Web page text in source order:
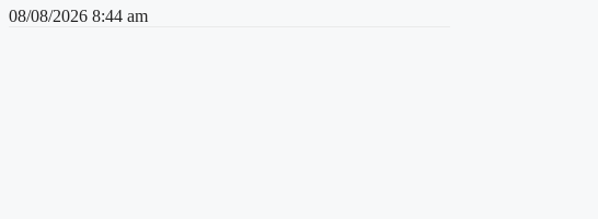
08/08/2026 8:44 am